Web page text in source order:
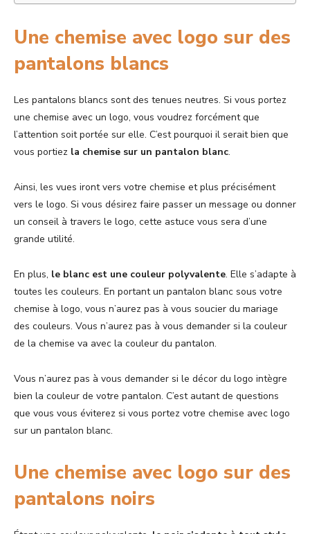
Une chemise avec logo sur des
pantalons blancs
Les pantalons blancs sont des tenues neutres. Si vous portez
une chemise avec un logo, vous voudrez forcément que
l’attention soit portée sur elle. C’est pourquoi il serait bien que
vous portiez la chemise sur un pantalon blanc.
Ainsi, les vues iront vers votre chemise et plus précisément
vers le logo. Si vous désirez faire passer un message ou donner
un conseil à travers le logo, cette astuce vous sera d’une
grande utilité.
En plus, le blanc est une couleur polyvalente. Elle s’adapte à
toutes les couleurs. En portant un pantalon blanc sous votre
chemise à logo, vous n’aurez pas à vous soucier du mariage
des couleurs. Vous n’aurez pas à vous demander si la couleur
de la chemise va avec la couleur du pantalon.
Vous n’aurez pas à vous demander si le décor du logo intègre
bien la couleur de votre pantalon. C’est autant de questions
que vous vous éviterez si vous portez votre chemise avec logo
sur un pantalon blanc.
Une chemise avec logo sur des
pantalons noirs